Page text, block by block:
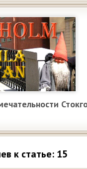
к статье: 15